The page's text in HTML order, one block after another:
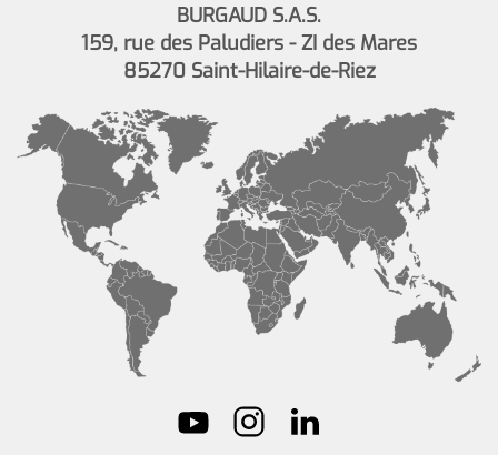
BURGAUD S.A.S.
159, rue des Paludiers - ZI des Mares
85270 Saint-Hilaire-de-Riez